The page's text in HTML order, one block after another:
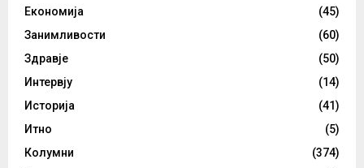
Економија
(45)
Занимливости
(60)
Здравје
(50)
Интервју
(14)
Историја
(41)
Итно
(5)
Колумни
(374)